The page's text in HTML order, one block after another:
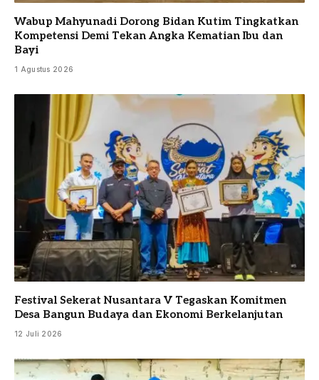
Wabup Mahyunadi Dorong Bidan Kutim Tingkatkan
Kompetensi Demi Tekan Angka Kematian Ibu dan
Bayi
1 Agustus 2026
Festival Sekerat Nusantara V Tegaskan Komitmen
Desa Bangun Budaya dan Ekonomi Berkelanjutan
12 Juli 2026